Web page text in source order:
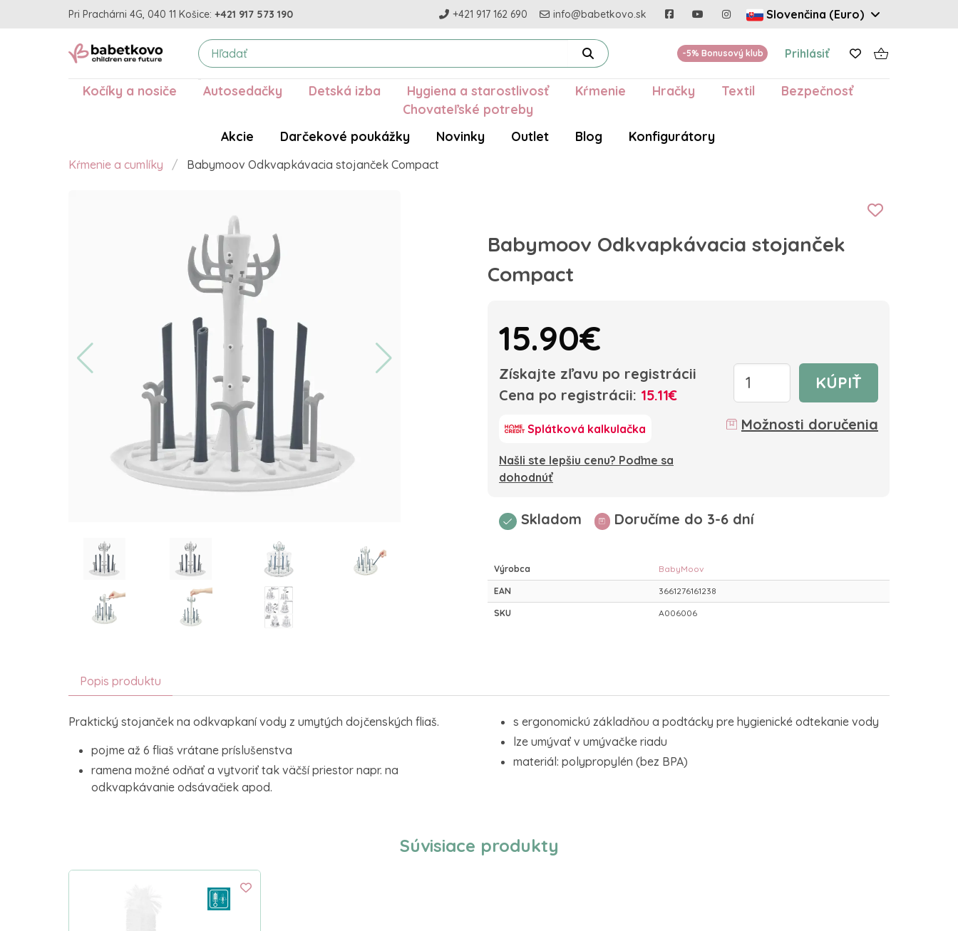
Pri Prachárni 4G, 040 11 Košice: +421 917 573 190 +421 917 162 690 info@babetkovo.sk Slovenčina (Euro)
-5% Bonusový klub Prihlásiť
Kočíky a nosiče Autosedačky Detská izba Hygiena a starostlivosť Kŕmenie Hračky Textil
Bezpečnosť
Chovateľské potreby
Akcie
Darčekové poukážky Novinky Outlet Blog Konfigurátory
Kŕmenie a cumlíky Babymoov Odkvapkávacia stojanček Compact
Babymoov Odkvapkávacia stojanček
Compact
15.90€
Získajte zľavu po registrácii
Cena po registrácii: 15.11€
Splátková kalkulačka
Našli ste lepšiu cenu? Poďme sa
dohodnúť
KÚPIŤ
Možnosti doručenia
Skladom Doručíme do 3-6 dní
Výrobca BabyMoov
EAN 3661276161238
SKU A006006
Popis produktu
Praktický stojanček na odkvapkaní vody z umytých dojčenských fliaš.
pojme až 6 fliaš vrátane príslušenstva
ramena možné odňať a vytvoriť tak väčší priestor napr. na
odkvapkávanie odsávačiek apod.
s ergonomickú základňou a podtácky pre hygienické odtekanie vody
lze umývať v umývačke riadu
materiál: polypropylén (bez BPA)
Súvisiace produkty